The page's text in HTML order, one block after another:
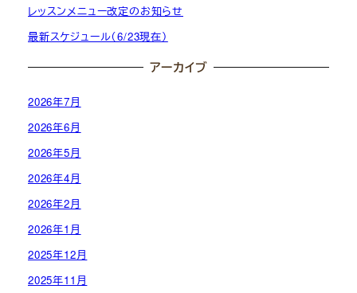
レッスンメニュー改定のお知らせ
最新スケジュール（6/23現在）
アーカイブ
2026年7月
2026年6月
2026年5月
2026年4月
2026年2月
2026年1月
2025年12月
2025年11月